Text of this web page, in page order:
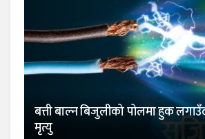
बत्ती बाल्न बिजुलीको पोलमा हुक
मृत्यु